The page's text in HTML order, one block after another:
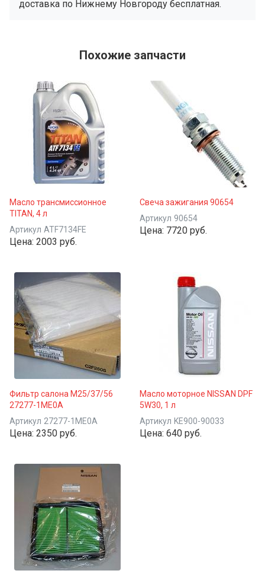
доставка по Нижнему Новгороду бесплатная.
Похожие запчасти
Масло трансмиссионное
TITAN, 4 л
Артикул ATF7134FE
Цена: 2003 руб.
Свеча зажигания 90654
Артикул 90654
Цена: 7720 руб.
Фильтр салона M25/37/56
27277-1ME0A
Артикул 27277-1ME0A
Цена: 2350 руб.
Масло моторное NISSAN DPF
5W30, 1 л
Артикул KE900-90033
Цена: 640 руб.